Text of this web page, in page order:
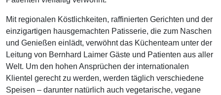
Mit regionalen Köstlichkeiten, raffinierten Gerichten und der
einzigartigen hausgemachten Patisserie, die zum Naschen
und Genießen einlädt, verwöhnt das Küchenteam unter der
Leitung von Bernhard Laimer Gäste und Patienten aus aller
Welt. Um den hohen Ansprüchen der internationalen
Klientel gerecht zu werden, werden täglich verschiedene
Speisen – darunter natürlich auch vegetarische, vegane